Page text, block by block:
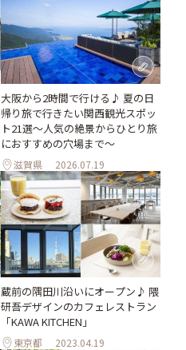
大阪から2時間で行ける♪ 夏の日
帰り旅で行きたい関西観光スポッ
ト21選～人気の絶景からひとり旅
におすすめの穴場まで～
滋賀県 2026.07.19
蔵前の隅田川沿いにオープン♪ 隈
研吾デザインのカフェレストラン
「KAWA KITCHEN」
東京都 2023.04.19